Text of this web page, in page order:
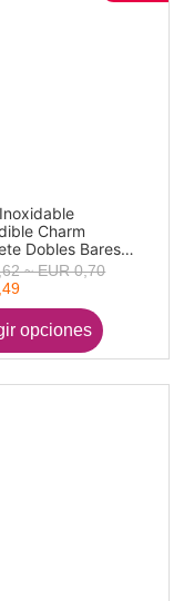
Charm
Dobles Bares
Tono de Plata
22cm longitud, 1
~ EUR 0,70